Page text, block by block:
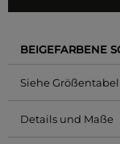
BEIGEFARBENE
Siehe
Details und Maße